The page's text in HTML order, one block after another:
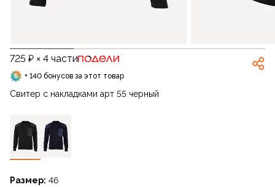
725 ₽ × 4 части
+ 140 бонусов за этот товар
Свитер с накладками арт 55 черный
Размер: 46